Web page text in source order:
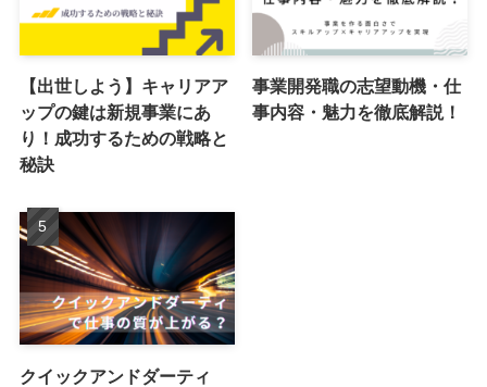
【出世しよう】キャリアア
ップの鍵は新規事業にあ
り！成功するための戦略と
秘訣
事業開発職の志望動機・仕
事内容・魅力を徹底解説！
クイックアンドダーティ